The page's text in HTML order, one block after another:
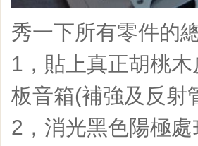
秀一下所有零件的
1，貼上真正胡桃
板音箱(補強及反射
2，消光黑色陽極